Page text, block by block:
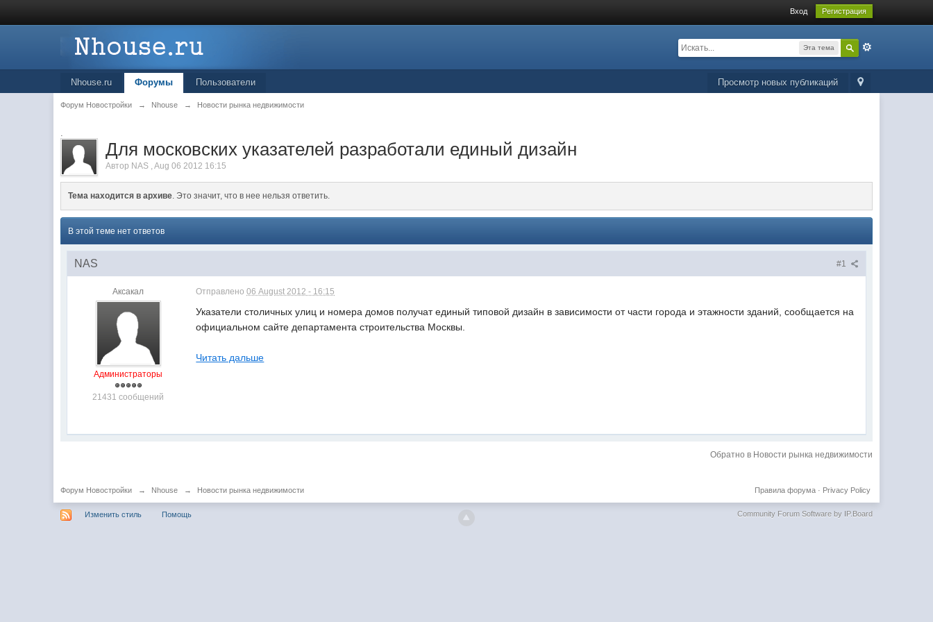
Вход Регистрация
Эта тема
Просмотр новых публикаций
Nhouse.ru Форумы Пользователи
Форум Новостройки → Nhouse → Новости рынка недвижимости
.
Для московских указателей разработали единый дизайн
Автор NAS ,Aug 06 2012 16:15
Тема находится в архиве. Это значит, что в нее нельзя ответить.
В этой теме нет ответов
#1
NAS
Аксакал
Администраторы
21431 сообщений
Отправлено06 August 2012 - 16:15
Указатели столичных улиц и номера домов получат единый типовой дизайн в зависимости от части города и этажности зданий, сообщается на
официальном сайте департамента строительства Москвы.
Читать дальше
Обратно в Новости рынка недвижимости
Форум Новостройки → Nhouse → Новости рынка недвижимости Privacy Policy
Правила форума·
Изменить стиль Помощь Community Forum Software by IP.Board